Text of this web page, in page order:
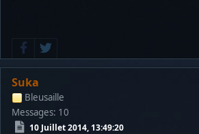
Suka
Bleusaille
Messages: 10
10 Juillet 2014, 13:49:20